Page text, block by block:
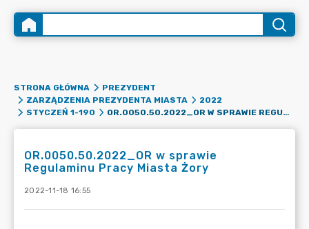
STRONA GŁÓWNA
PREZYDENT
ZARZĄDZENIA PREZYDENTA MIASTA
2022
STYCZEŃ 1-190
OR.0050.50.2022_OR W SPRAWIE REGULAMINU PRACY MIASTA ŻORY
OR.0050.50.2022_OR w sprawie
Regulaminu Pracy Miasta Żory
2022-11-18 16:55